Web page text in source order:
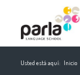
Usted está aquí: Inicio